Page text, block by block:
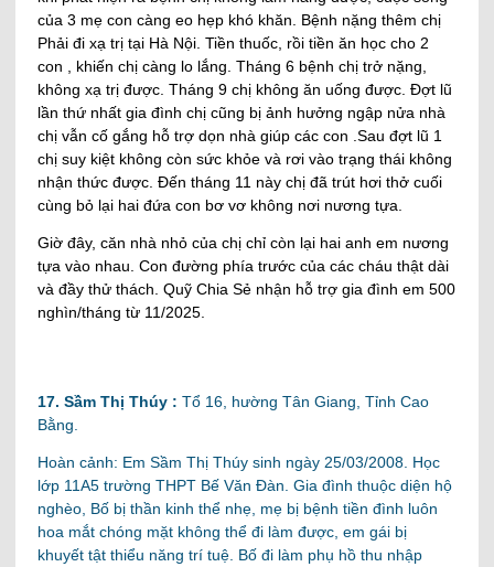
của 3 mẹ con càng eo hẹp khó khăn. Bệnh nặng thêm chị
Phải đi xạ trị tại Hà Nội. Tiền thuốc, rồi tiền ăn học cho 2
con , khiến chị càng lo lắng. Tháng 6 bệnh chị trở nặng,
không xạ trị được. Tháng 9 chị không ăn uống được. Đợt lũ
lần thứ nhất gia đình chị cũng bị ảnh hưởng ngập nửa nhà
chị vẫn cố gắng hỗ trợ dọn nhà giúp các con .Sau đợt lũ 1
chị suy kiệt không còn sức khỏe và rơi vào trạng thái không
nhận thức được. Đến tháng 11 này chị đã trút hơi thở cuối
cùng bỏ lại hai đứa con bơ vơ không nơi nương tựa.
Giờ đây, căn nhà nhỏ của chị chỉ còn lại hai anh em nương
tựa vào nhau. Con đường phía trước của các cháu thật dài
và đầy thử thách.Quỹ Chia Sẻ nhận hỗ trợ gia đình em 500
nghìn/tháng từ 11/2025.
17. Sầm Thị Thúy : Tổ 16, hường Tân Giang, Tỉnh Cao
Bằng.
Hoàn cảnh: Em Sầm Thị Thúy sinh ngày 25/03/2008. Học
lớp 11A5 trường THPT Bế Văn Đàn. Gia đình thuộc diện hộ
nghèo, Bố bị thần kinh thể nhẹ, mẹ bị bệnh tiền đình luôn
hoa mắt chóng mặt không thể đi làm được, em gái bị
khuyết tật thiểu năng trí tuệ. Bố đi làm phụ hồ thu nhập